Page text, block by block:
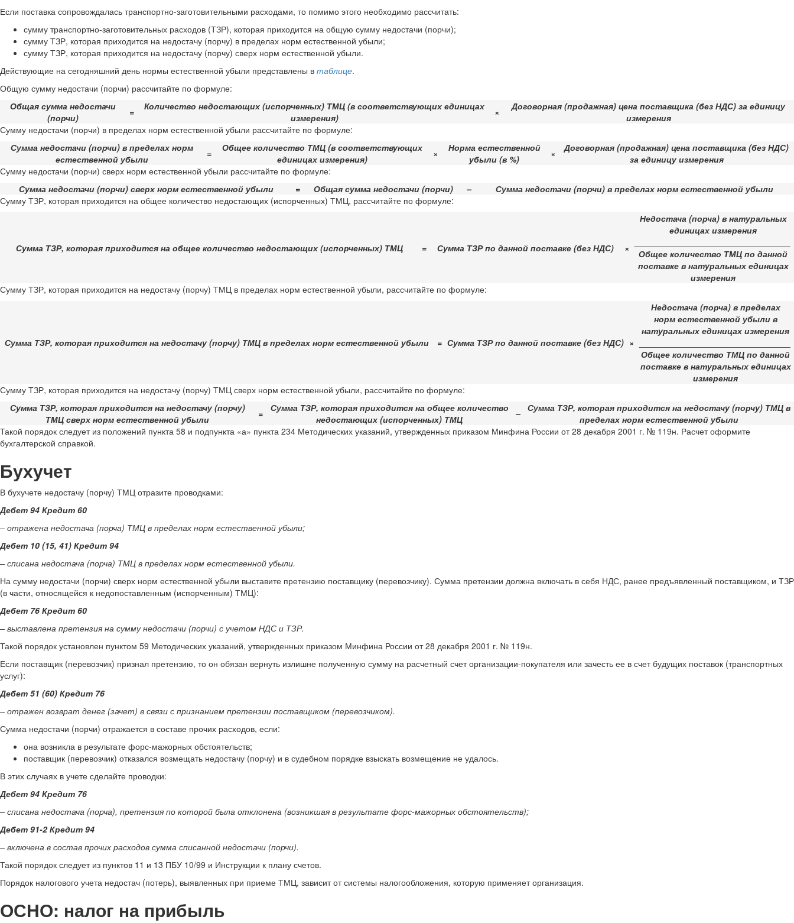
Если поставка сопровождалась транспортно-заготовительными расходами, то помимо этого необходимо рассчитать:
сумму транспортно-заготовительных расходов (ТЗР), которая приходится на общую сумму недостачи (порчи);
сумму ТЗР, которая приходится на недостачу (порчу) в пределах норм естественной убыли;
сумму ТЗР, которая приходится на недостачу (порчу) сверх норм естественной убыли.
Действующие на сегодняшний день нормы естественной убыли представлены в таблице.
Общую сумму недостачи (порчи) рассчитайте по формуле:
Общая сумма недостачи
(порчи)
=
Количество недостающих (испорченных) ТМЦ (в соответствующих единицах
измерения)
×
Договорная (продажная) цена поставщика (без НДС) за единицу
измерения
Сумму недостачи (порчи) в пределах норм естественной убыли рассчитайте по формуле:
Сумма недостачи (порчи) в пределах норм
естественной убыли
=
Общее количество ТМЦ (в соответствующих
единицах измерения)
×
Норма естественной
убыли (в %)
×
Договорная (продажная) цена поставщика (без НДС)
за единицу измерения
Сумму недостачи (порчи) сверх норм естественной убыли рассчитайте по формуле:
Сумма недостачи (порчи) сверх норм естественной убыли
= Общая сумма недостачи (порчи) –
Сумма недостачи (порчи) в пределах норм естественной убыли
Сумму ТЗР, которая приходится на общее количество недостающих (испорченных) ТМЦ, рассчитайте по формуле:
Сумма ТЗР, которая приходится на общее количество недостающих (испорченных) ТМЦ = Сумма ТЗР по данной поставке (без НДС) ×
Недостача (порча) в натуральных
единицах измерения
Общее количество ТМЦ по данной
поставке в натуральных единицах
измерения
Сумму ТЗР, которая приходится на недостачу (порчу) ТМЦ в пределах норм естественной убыли, рассчитайте по формуле:
Сумма ТЗР, которая приходится на недостачу (порчу) ТМЦ в пределах норм естественной убыли = Сумма ТЗР по данной поставке (без НДС) ×
Недостача (порча) в пределах
норм естественной убыли в
натуральных единицах измерения
Общее количество ТМЦ по данной
поставке в натуральных единицах
измерения
Сумму ТЗР, которая приходится на недостачу (порчу) ТМЦ сверх норм естественной убыли, рассчитайте по формуле:
Сумма ТЗР, которая приходится на недостачу (порчу)
ТМЦ сверх норм естественной убыли
=
Сумма ТЗР, которая приходится на общее количество
недостающих (испорченных) ТМЦ
– Сумма ТЗР, которая приходится на недостачу (порчу) ТМЦ в
пределах норм естественной убыли
Такой порядок следует из положений пункта 58 и подпункта «а» пункта 234 Методических указаний, утвержденных приказом Минфина России от 28 декабря 2001 г. № 119н. Расчет оформите
бухгалтерской справкой.
Бухучет
В бухучете недостачу (порчу) ТМЦ отразите проводками:
Дебет 94 Кредит 60
– отражена недостача (порча) ТМЦ в пределах норм естественной убыли;
Дебет 10 (15, 41) Кредит 94
– списана недостача (порча) ТМЦ в пределах норм естественной убыли.
На сумму недостачи (порчи) сверх норм естественной убыли выставите претензию поставщику (перевозчику). Сумма претензии должна включать в себя НДС, ранее предъявленный поставщиком, и ТЗР
(в части, относящейся к недопоставленным (испорченным) ТМЦ):
Дебет 76 Кредит 60
– выставлена претензия на сумму недостачи (порчи) с учетом НДС и ТЗР.
Такой порядок установлен пунктом 59 Методических указаний, утвержденных приказом Минфина России от 28 декабря 2001 г. № 119н.
Если поставщик (перевозчик) признал претензию, то он обязан вернуть излишне полученную сумму на расчетный счет организации-покупателя или зачесть ее в счет будущих поставок (транспортных
услуг):
Дебет 51 (60) Кредит 76
– отражен возврат денег (зачет) в связи с признанием претензии поставщиком (перевозчиком).
Сумма недостачи (порчи) отражается в составе прочих расходов, если:
она возникла в результате форс-мажорных обстоятельств;
поставщик (перевозчик) отказался возмещать недостачу (порчу) и в судебном порядке взыскать возмещение не удалось.
В этих случаях в учете сделайте проводки:
Дебет 94 Кредит 76
– списана недостача (порча), претензия по которой была отклонена (возникшая в результате форс-мажорных обстоятельств);
Дебет 91-2 Кредит 94
– включена в состав прочих расходов сумма списанной недостачи (порчи).
Такой порядок следует из пунктов 11 и 13 ПБУ 10/99 и Инструкции к плану счетов.
Порядок налогового учета недостач (потерь), выявленных при приеме ТМЦ, зависит от системы налогообложения, которую применяет организация.
ОСНО: налог на прибыль